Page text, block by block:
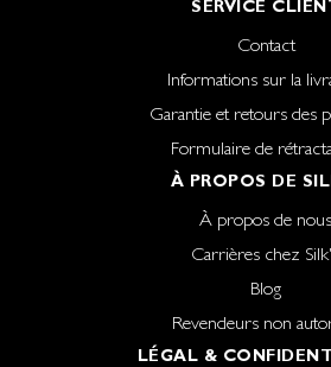
SERVICE
Contact
Informations sur la
Garantie et retours des
Formulaire de
À PROPOS DE
À propos de nous
Carrières chez
Blog
Revendeurs non
LÉGAL &